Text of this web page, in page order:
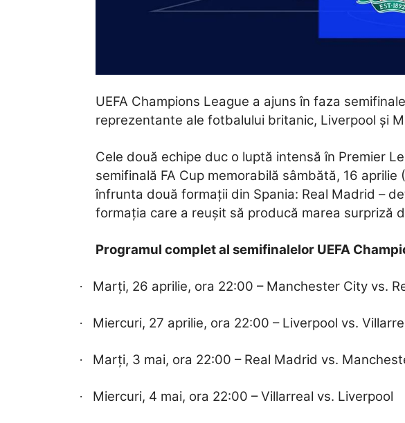
UEFA Champions League a ajuns în faza
reprezentante ale fotbalului britanic, Liverpool și
Cele două echipe duc o luptă intensă în Premier
semifinală FA Cup memorabilă sâmbătă, 16
înfrunta două formații din Spania: Real Madrid –
formația care a reușit să producă marea surpriză
Programul complet al semifinalelor UEFA
· Marți, 26 aprilie, ora 22:00 – Manchester City vs.
· Miercuri, 27 aprilie, ora 22:00 – Liverpool vs.
· Marți, 3 mai, ora 22:00 – Real Madrid vs.
· Miercuri, 4 mai, ora 22:00 – Villarreal vs. Liverpool